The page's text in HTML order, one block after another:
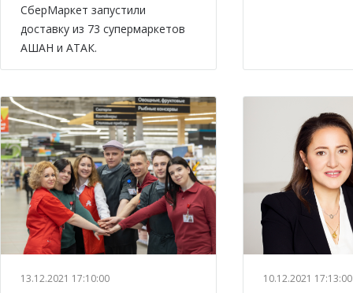
СберМаркет запустили
доставку из 73 супермаркетов
АШАН и АТАК.
13.12.2021 17:10:00 10.12.2021 17:13:00